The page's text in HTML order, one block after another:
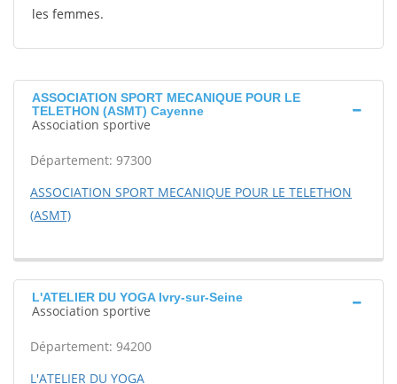
les femmes.
ASSOCIATION SPORT MECANIQUE POUR LE
TELETHON (ASMT) Cayenne
Association sportive
Département: 97300
ASSOCIATION SPORT MECANIQUE POUR LE TELETHON
(ASMT)
L'ATELIER DU YOGA Ivry-sur-Seine
Association sportive
Département: 94200
L'ATELIER DU YOGA